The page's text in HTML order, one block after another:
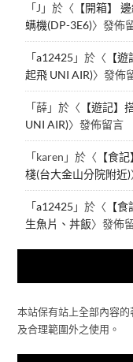
「J 」於〈 【開箱】
螨機(DP-3E6)〉發佈
「a12425 」於〈 【
起飛 UNI AIR)〉發佈
「薛」於〈 【遊記】
UNI AIR)〉發佈留言
「 karen 」於〈 【食
棧(台大金山分院附近)
「a12425 」於〈 【
生魚片、丼飯〉發佈
本站保有站上全部內容
及合理範圍外之使用。